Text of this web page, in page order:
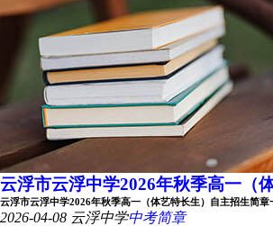
云浮市云浮中学2026年秋季高一（
云浮市云浮中学2026年秋季高一（体艺特长生）自主招生简
2026-04-08 云浮中学中考简章